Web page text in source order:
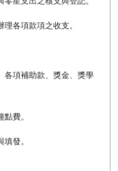
理各項款項之收支。
各項補助款、獎金、獎學
費。
發。